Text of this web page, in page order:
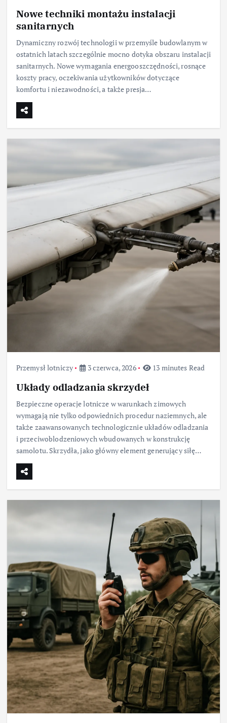
Nowe techniki montażu instalacji
sanitarnych
Dynamiczny rozwój technologii w przemyśle budowlanym w
ostatnich latach szczególnie mocno dotyka obszaru instalacji
sanitarnych. Nowe wymagania energooszczędności, rosnące
koszty pracy, oczekiwania użytkowników dotyczące
komfortu i niezawodności, a także presja…
Przemysł lotniczy 3 czerwca, 2026 13 minutes Read
Układy odladzania skrzydeł
Bezpieczne operacje lotnicze w warunkach zimowych
wymagają nie tylko odpowiednich procedur naziemnych, ale
także zaawansowanych technologicznie układów odladzania
i przeciwoblodzeniowych wbudowanych w konstrukcję
samolotu. Skrzydła, jako główny element generujący siłę…